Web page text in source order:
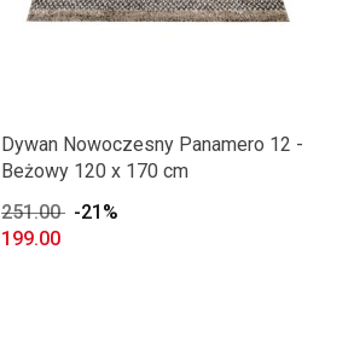
Dywan Nowoczesny Panamero 12 -
Beżowy 120 x 170 cm
251.00
-21%
199.00